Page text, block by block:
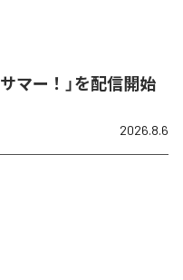
マー！」を配信開始
2026.8.6